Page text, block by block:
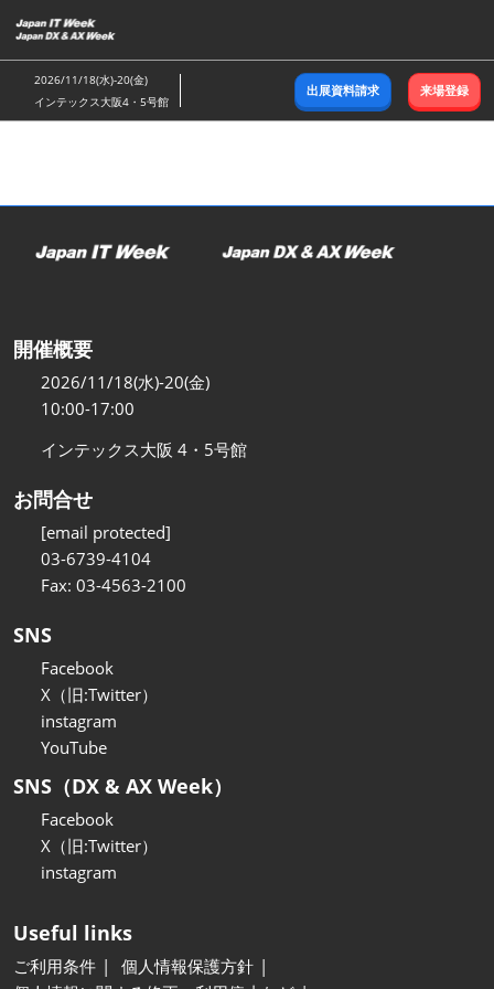
キ
ッ
し
む
2026/11/18(水)-20(金)
インテックス大阪4・5号館
出展資料請求 来場登録
開催概要
2026/11/18(水)-20(金)
10:00-17:00
インテックス大阪 4・5号館
お問合せ
[email protected]
03-6739-4104
Fax: 03-4563-2100
SNS
Facebook
X（旧:Twitter）
instagram
YouTube
SNS（DX & AX Week）
Facebook
X（旧:Twitter）
instagram
Useful links
ご利用条件
個人情報保護方針